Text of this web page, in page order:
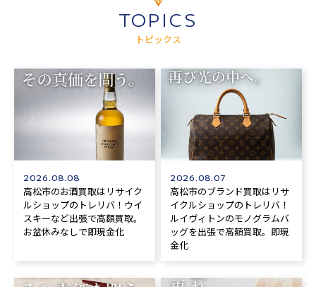
TOPICS
トピックス
2026.08.08
高松市のお酒買取はリサイク
ルショップのトレリバ！ウイ
スキーなど出張で高額買取。
お盆休みなしで即現金化
2026.08.07
高松市のブランド買取はリサ
イクルショップのトレリバ！
ルイヴィトンのモノグラムバ
ッグを出張で高額買取。即現
金化